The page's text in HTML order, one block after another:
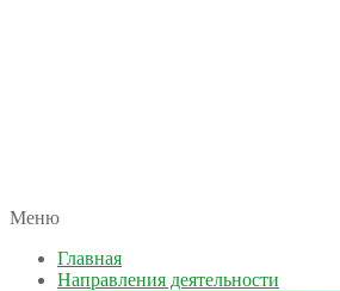
КОЛЫМА — ЗА ЖИЗНЬ
автономная некоммерческая организация
Меню
Главная
Направления деятельности